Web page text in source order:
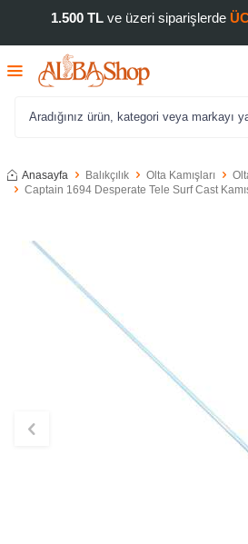
1.500 TLve üzeri siparişlerde
Anasayfa Balıkçılık Olta Kamışları
Captain 1694 Desperate Tele Surf Cast